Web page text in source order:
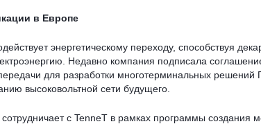
в Европе
энергетическому переходу, способствуя
Недавно компания подписала
для разработки многотерминальных
высоковольтной сети будущего.
с TenneT в рамках программы создания